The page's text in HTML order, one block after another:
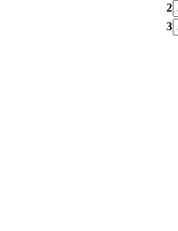
2
3